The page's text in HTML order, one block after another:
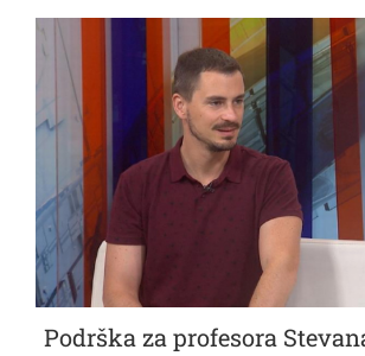
Podrška za profesora